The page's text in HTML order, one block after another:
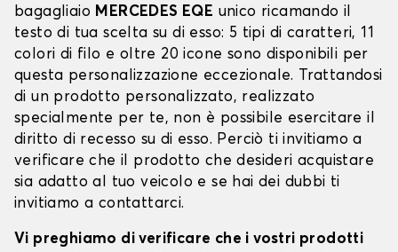
bagagliaio MERCEDES EQE unico ricamando il
testo di tua scelta su di esso: 5 tipi di caratteri, 11
colori di filo e oltre 20 icone sono disponibili per
questa personalizzazione eccezionale. Trattandosi
di un prodotto personalizzato, realizzato
specialmente per te, non è possibile esercitare il
diritto di recesso su di esso. Perciò ti invitiamo a
verificare che il prodotto che desideri acquistare
sia adatto al tuo veicolo e se hai dei dubbi ti
invitiamo a contattarci.
Vi preghiamo di verificare che i vostri prodotti